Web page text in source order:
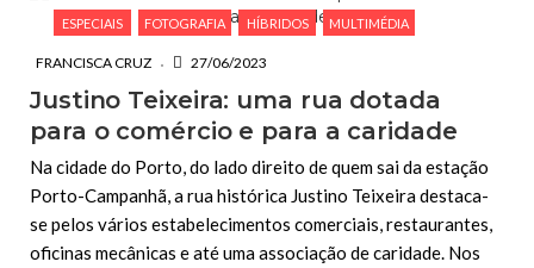
ESPECIAIS FOTOGRAFIA HÍBRIDOS MULTIMÉDIA
FRANCISCA CRUZ 27/06/2023
Justino Teixeira: uma rua dotada
para o comércio e para a caridade
Na cidade do Porto, do lado direito de quem sai da estação
Porto-Campanhã, a rua histórica Justino Teixeira destaca-
se pelos vários estabelecimentos comerciais, restaurantes,
oficinas mecânicas e até uma associação de caridade. Nos